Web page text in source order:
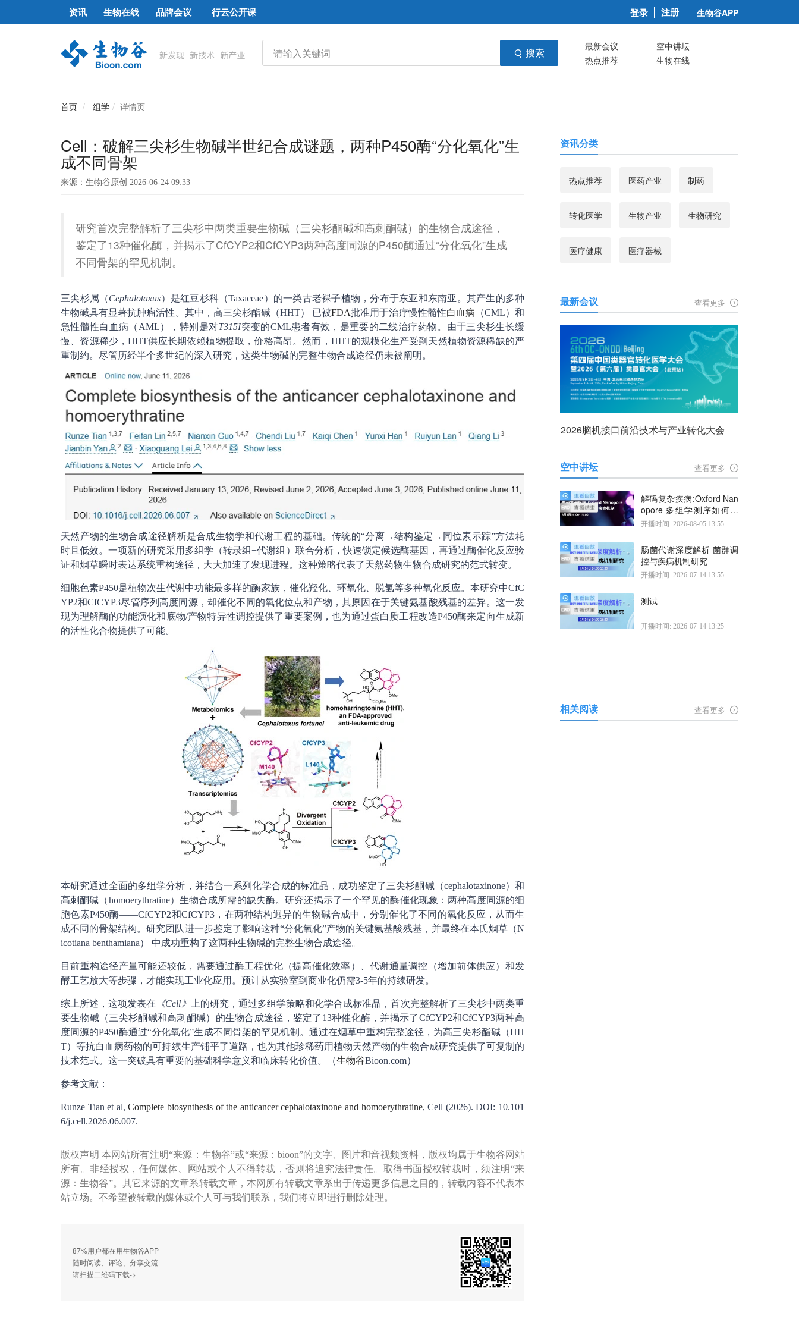
资讯 生物在线 品牌会议 行云公开课 登录 注册 生物谷APP
搜索 最新会议
空中讲坛
热点推荐
生物在线
首页 组学 详情页
Cell：破解三尖杉生物碱半世纪合成谜题，两种P450酶“分化氧化”生
成不同骨架
来源：生物谷原创 2026-06-24 09:33
研究首次完整解析了三尖杉中两类重要生物碱（三尖杉酮碱和高刺酮碱）的生物合成途径，
鉴定了13种催化酶，并揭示了CfCYP2和CfCYP3两种高度同源的P450酶通过“分化氧化”生成
不同骨架的罕见机制。
三尖杉属（Cephalotaxus）是红豆杉科（Taxaceae）的一类古老裸子植物，分布于东亚和东南亚。其产生的多种
生物碱具有显著抗肿瘤活性。其中，高三尖杉酯碱（HHT） 已被FDA批准用于治疗慢性髓性白血病 （CML）和
急性髓性白血病（AML），特别是对T315I突变的CML患者有效，是重要的二线治疗药物。由于三尖杉生长缓
慢、资源稀少，HHT供应长期依赖植物提取，价格高昂。然而，HHT的规模化生产受到天然植物资源稀缺的严
重制约。尽管历经半个多世纪的深入研究，这类生物碱的完整生物合成途径仍未被阐明。
天然产物的生物合成途径解析是合成生物学和代谢工程的基础。传统的“分离→结构鉴定→同位素示踪”方法耗
时且低效。一项新的研究采用多组学（转录组+代谢组）联合分析，快速锁定候选酶基因，再通过酶催化反应验
证和烟草瞬时表达系统重构途径，大大加速了发现进程。这种策略代表了天然药物生物合成研究的范式转变。
细胞色素P450是植物次生代谢中功能最多样的酶家族，催化羟化、环氧化、脱氢等多种氧化反应。本研究中CfC
YP2和CfCYP3尽管序列高度同源，却催化不同的氧化位点和产物，其原因在于关键氨基酸残基的差异。这一发
现为理解酶的功能演化和底物/产物特异性调控提供了重要案例，也为通过蛋白质工程改造P450酶来定向生成新
的活性化合物提供了可能。
本研究通过全面的多组学分析，并结合一系列化学合成的标准品，成功鉴定了三尖杉酮碱（cephalotaxinone）和
高刺酮碱（homoerythratine）生物合成所需的缺失酶。研究还揭示了一个罕见的酶催化现象：两种高度同源的细
胞色素P450酶——CfCYP2和CfCYP3，在两种结构迥异的生物碱合成中，分别催化了不同的氧化反应，从而生
成不同的骨架结构。研究团队进一步鉴定了影响这种“分化氧化”产物的关键氨基酸残基，并最终在本氏烟草（N
icotiana benthamiana） 中成功重构了这两种生物碱的完整生物合成途径。
目前重构途径产量可能还较低，需要通过酶工程优化（提高催化效率）、代谢通量调控（增加前体供应）和发
酵工艺放大等步骤，才能实现工业化应用。预计从实验室到商业化仍需3-5年的持续研发。
综上所述，这项发表在 《Cell》
上的研究，通过多组学策略和化学合成标准品，首次完整解析了三尖杉中两类重
要生物碱（三尖杉酮碱和高刺酮碱）的生物合成途径，鉴定了13种催化酶，并揭示了CfCYP2和CfCYP3两种高
度同源的P450酶通过“分化氧化”生成不同骨架的罕见机制。通过在烟草中重构完整途径，为高三尖杉酯碱（HH
T）等抗白血病药物的可持续生产铺平了道路，也为其他珍稀药用植物天然产物的生物合成研究提供了可复制的
技术范式。这一突破具有重要的基础科学意义和临床转化价值。（生物谷Bioon.com）
参考文献：
Runze Tian et al,Complete biosynthesis of the anticancer cephalotaxinone and homoerythratine, Cell (2026). DOI: 10.101
6/j.cell.2026.06.007.
版权声明 本网站所有注明“来源：生物谷”或“来源：bioon”的文字、图片和音视频资料，版权均属于生物谷网站
所有。非经授权，任何媒体、网站或个人不得转载，否则将追究法律责任。取得书面授权转载时，须注明“来
源：生物谷”。其它来源的文章系转载文章，本网所有转载文章系出于传递更多信息之目的，转载内容不代表本
站立场。不希望被转载的媒体或个人可与我们联系，我们将立即进行删除处理。
87%用户都在用生物谷APP
随时阅读、评论、分享交流
请扫描二维码下载->
资讯分类
热点推荐 医药产业 制药
转化医学 生物产业 生物研究
医疗健康 医疗器械
最新会议 查看更多
2026脑机接口前沿技术与产业转化大会
空中讲坛 查看更多
解码复杂疾病:Oxford Nan
opore 多组学测序如何揭
示疾病机制
开播时间: 2026-08-05 13:55
肠菌代谢深度解析 菌群调
控与疾病机制研究
开播时间: 2026-07-14 13:55
测试
开播时间: 2026-07-14 13:25
相关阅读 查看更多